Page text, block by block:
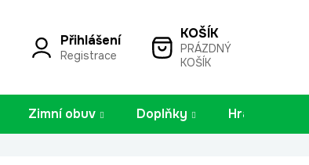
Přihlášení
Registrace
NÁKUPNÍ
KOŠÍK
PRÁZDNÝ
KOŠÍK
Zimní obuv Doplňky Hračky